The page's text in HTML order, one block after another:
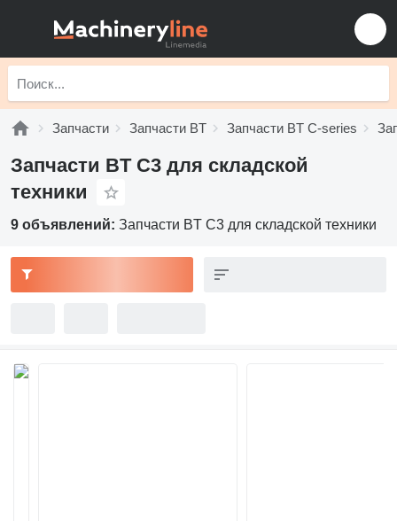
Запчасти Запчасти BT Запчасти BT C-series
Запчасти BT C3 для складской
техники
9 объявлений: Запчасти BT C3 для складской техники